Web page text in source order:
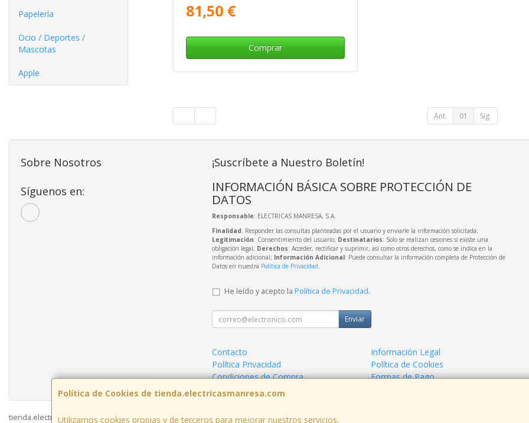
Papelería
Ocio / Deportes /
Mascotas
Apple
81,50 €
Comprar
Ant. 01 Sig.
Política de Cookies de tienda.electricasmanresa.com
Utilizamos cookies propias y de terceros para mejorar nuestros servicios.
Sobre Nosotros
Síguenos en:
¡Suscríbete a Nuestro Boletín!
INFORMACIÓN BÁSICA SOBRE PROTECCIÓN DE
DATOS
Responsable: ELECTRICAS MANRESA, S.A.
Finalidad: Responder las consultas planteadas por el usuario y enviarle la información solicitada;
Legitimación: Consentimiento del usuario; Destinatarios: Solo se realizan cesiones si existe una
obligación legal; Derechos: Acceder, rectificar y suprimir, así como otros derechos, como se indica en la
información adicional; Información Adicional: Puede consultar la información completa de Protección de
Datos en nuestra Política de Privacidad.
He leído y acepto la Política de Privacidad.
Enviar
Contacto
Información Legal
Política Privacidad
Política de Cookies
Condiciones de Compra
Formas de Pago
tienda.electricasmanresa.com © 2026